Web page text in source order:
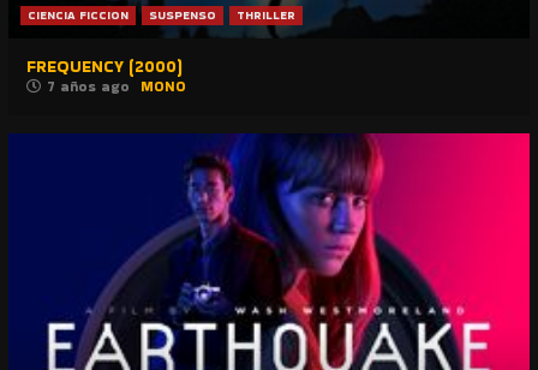
CIENCIA FICCION SUSPENSO THRILLER
FREQUENCY (2000)
7 años ago MONO